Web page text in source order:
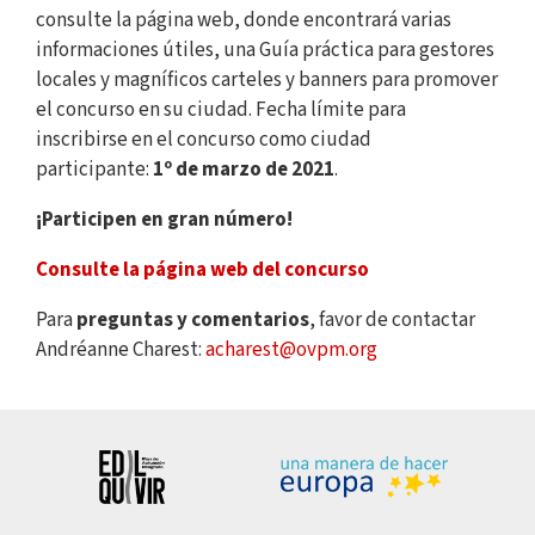
consulte la página web, donde encontrará varias
informaciones útiles, una Guía práctica para gestores
locales y magníficos carteles y banners para promover
el concurso en su ciudad. Fecha límite para
inscribirse en el concurso como ciudad
participante: 1º de marzo de 2021.
¡Participen en gran número!
Consulte la página web del concurso
Parapreguntas y comentarios, favor de contactar
Andréanne Charest:acharest@ovpm.org